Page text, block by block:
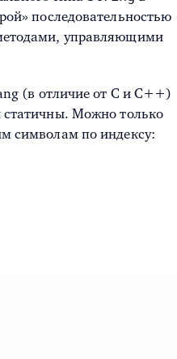
последовательностью
управляющими
(в отличие от C и C++)
статичны. Можно только
символам по индексу: